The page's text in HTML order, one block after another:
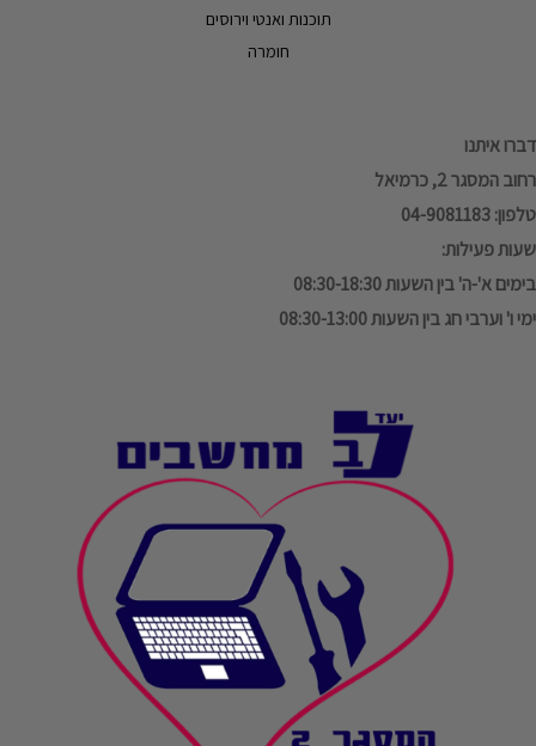
תוכנות ואנטי וירוסים
חומרה
דברו איתנו
רחוב המסגר 2, כרמיאל
טלפון: 04-9081183
שעות פעילות:
בימים א'-ה' בין השעות 08:30-18:30
ימי ו' וערבי חג בין השעות 08:30-13:00